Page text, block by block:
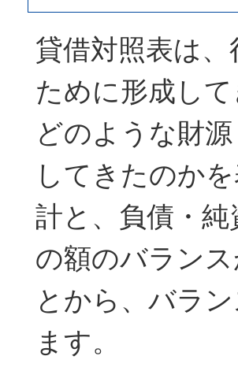
貸借対照表は
ために形成し
どのような財
してきたのか
計と、負債・
の額のバラン
とから、バラ
ます。